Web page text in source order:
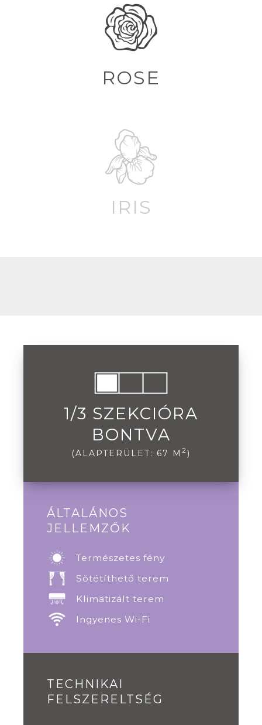
ROSE
IRIS
1/3 SZEKCIÓRA
BONTVA
(ALAPTERÜLET: 67 M 2)
ÁLTALÁNOS
JELLEMZŐK
Természetes fény
Sötétíthető terem
Klimatizált terem
Ingyenes Wi-Fi
TECHNIKAI
FELSZERELTSÉG